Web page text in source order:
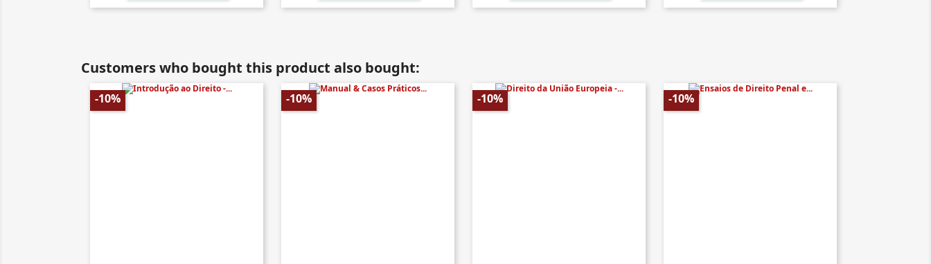
Customers who bought this product also bought:
-10% -10% -10% -10%